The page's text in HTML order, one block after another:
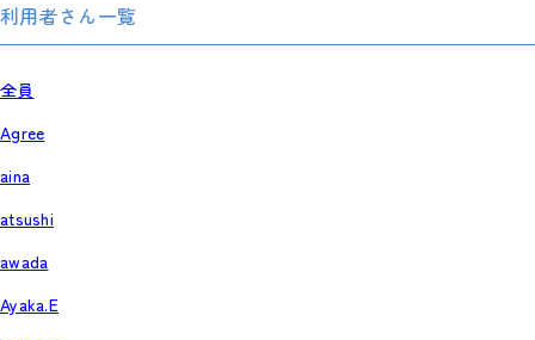
利用者さん一覧
全員
Agree
aina
atsushi
awada
Ayaka.E